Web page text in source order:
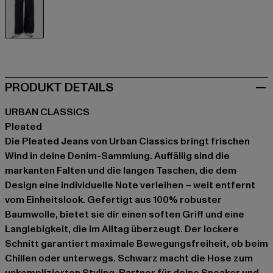
PRODUKT DETAILS
URBAN CLASSICS
Pleated
Die Pleated Jeans von Urban Classics bringt frischen
Wind in deine Denim-Sammlung. Auffällig sind die
markanten Falten und die langen Taschen, die dem
Design eine individuelle Note verleihen – weit entfernt
vom Einheitslook. Gefertigt aus 100% robuster
Baumwolle, bietet sie dir einen soften Griff und eine
Langlebigkeit, die im Alltag überzeugt. Der lockere
Schnitt garantiert maximale Bewegungsfreiheit, ob beim
Chillen oder unterwegs. Schwarz macht die Hose zum